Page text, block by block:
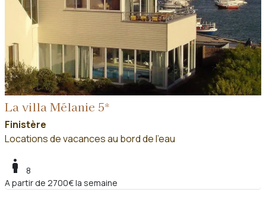
La villa Mélanie 5*
Finistère
Locations de vacances au bord de l'eau
boy
8
A partir de 2700€ la semaine